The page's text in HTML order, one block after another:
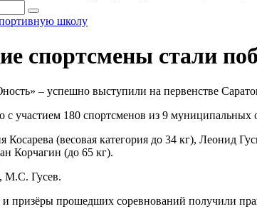
школу
спортсмены стали
– успешно выступили на первенстве
с участием 180 спортсменов из 9
Косарева (весовая категория до 34 кг), Леонид
Корчагин (до 65 кг).
М.С. Гусев.
призёры прошедших соревнований получили